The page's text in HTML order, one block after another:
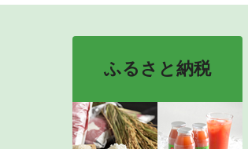
ふるさと納税